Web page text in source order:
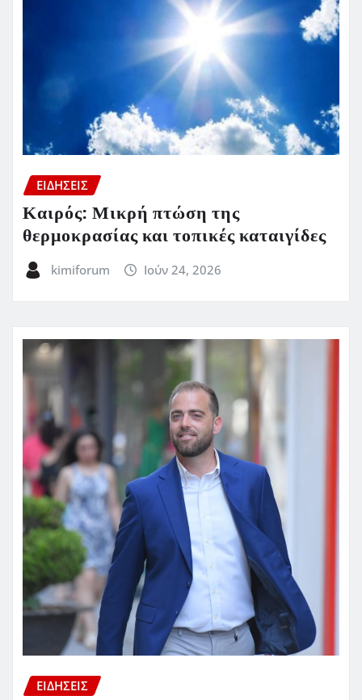
ΕΙΔΗΣΕΙΣ
Καιρός: Μικρή πτώση της
θερμοκρασίας και τοπικές καταιγίδες
kimiforum Ιούν 24, 2026
ΕΙΔΗΣΕΙΣ